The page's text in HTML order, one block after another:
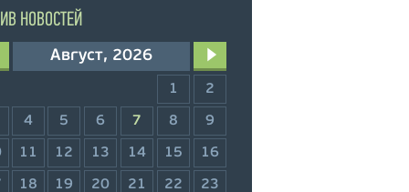
НОВОСТЕЙ
Август, 2026
1 2
4 5 6 7 8 9
11 12 13 14 15 16
18 19 20 21 22 23